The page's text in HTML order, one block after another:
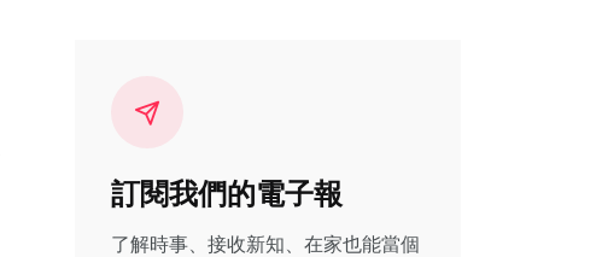
訂閱我們的電子報
了解時事、接收新知、在家也能當個